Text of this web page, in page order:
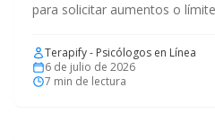
para solicitar aumentos o
Terapify - Psicólogos en Línea
6 de julio de 2026
7 min de lectura